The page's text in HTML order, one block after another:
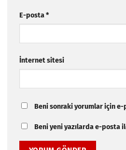
E-posta*
İnternet sitesi
Beni sonraki yorumlar için
Beni yeni yazılarda e-posta